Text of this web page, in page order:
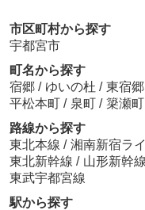
市区町村から探す
宇都宮市
町名から探す
宿郷 / ゆいの杜 / 東宿郷
平松本町 / 泉町 / 簗瀬町
路線から探す
東北本線 / 湘南新宿ラ
東北新幹線 / 山形新幹線
東武宇都宮線
駅から探す